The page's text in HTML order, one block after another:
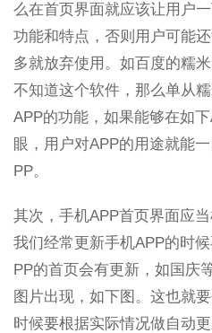
么在首页界面就应该让用户
功能和特点，否则用户可能
多就放弃使用。如百度的糯
不知道这个软件，那么单从
APP的功能，如果能够在如
眼，用户对APP的用途就能
PP。
其次，手机APP首页界面应
我们经常更新手机APP的时
PP的首页会有更新，如国庆
图片出现，如下图。这也就
时候要根据实际情况做自动